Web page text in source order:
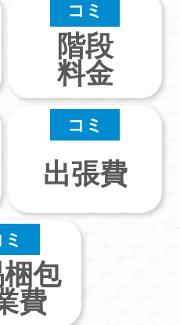
コミ
階段
料金
コミ
出張費
包
費